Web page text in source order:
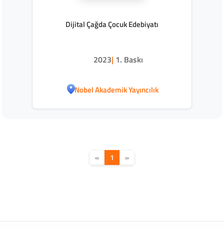
Dijital Çağda Çocuk Edebiyatı
2023| 1. Baskı
Nobel Akademik Yayıncılık
« 1 »